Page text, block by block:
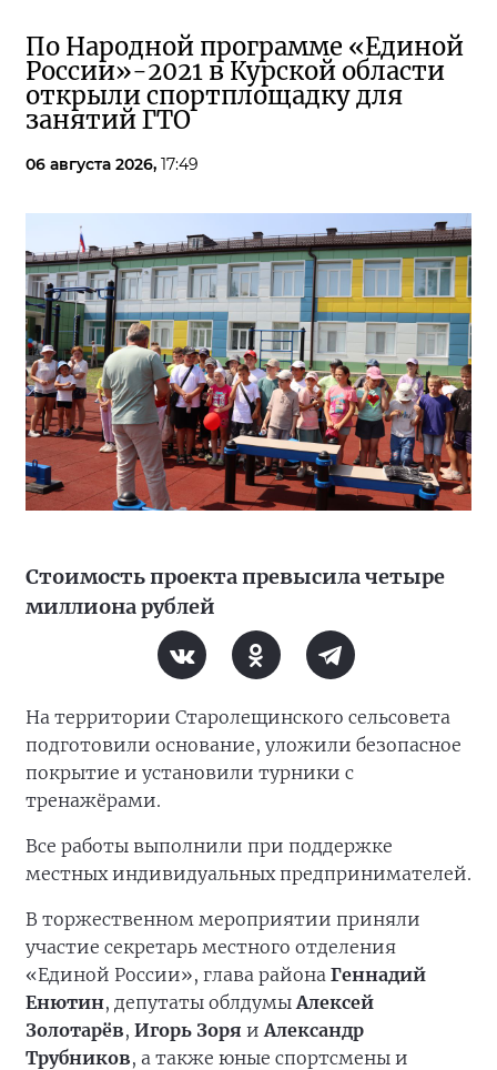
По Народной программе «Единой
России»-2021 в Курской области
открыли спортплощадку для
занятий ГТО
06 августа 2026, 17:49
Стоимость проекта превысила четыре
миллиона рублей
На территории Старолещинского сельсовета
подготовили основание, уложили безопасное
покрытие и установили турники с
тренажёрами.
Все работы выполнили при поддержке
местных индивидуальных предпринимателей.
В торжественном мероприятии приняли
участие секретарь местного отделения
«Единой России», глава района Геннадий
Енютин, депутаты облдумыАлексей
Золотарёв, Игорь Зоря иАлександр
Трубников, а также юные спортсмены и